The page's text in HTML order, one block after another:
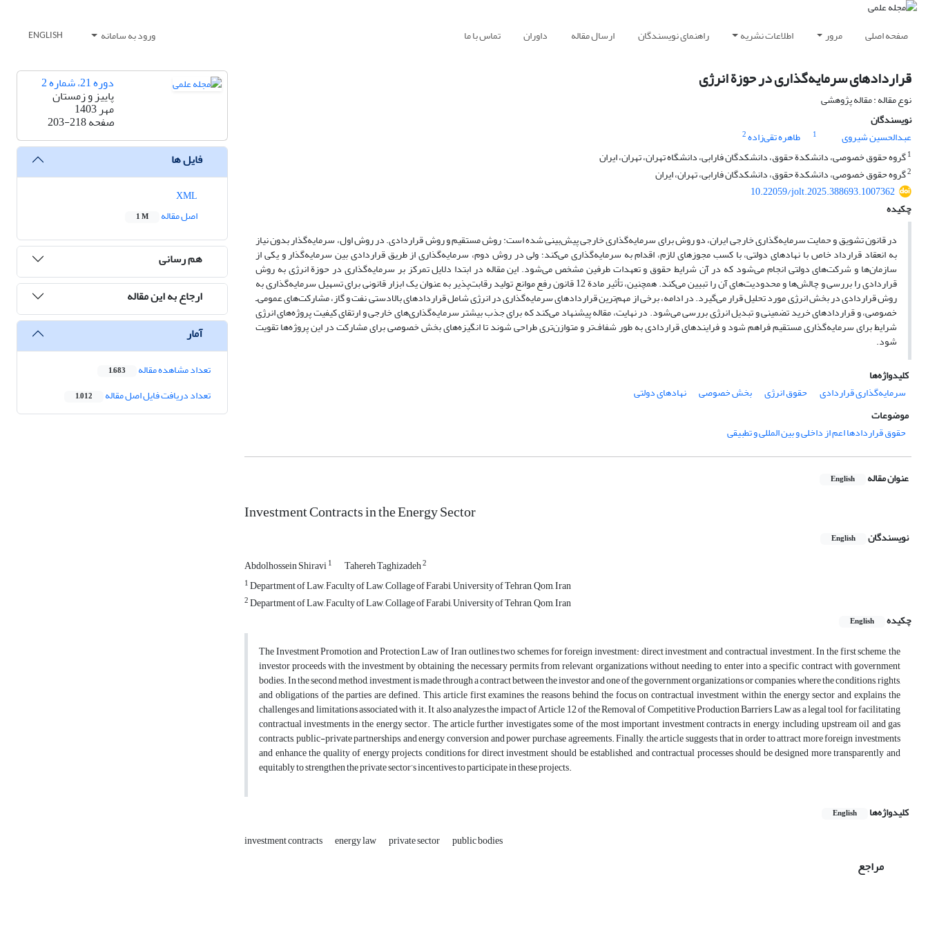
صفحه اصلی مرور اطلاعات نشریه راهنمای نویسندگان ارسال مقاله داوران تماس با ما ورود به سامانه ENGLISH
قراردادهای سرمایه‌گذاری در حوزة انرژی
نوع مقاله : مقاله پژوهشی
نویسندگان
عبدالحسین شیروی
1 طاهره تقی‌زاده2
1گروه حقوق خصوصی، دانشکدة حقوق، دانشکدگان فارابی، دانشگاه تهران، تهران، ایران
2گروه حقوق خصوصی، دانشکدة حقوق، دانشکدگان فارابی، تهران، ایران
10.22059/jolt.2025.388693.1007362
چکیده
در قانون تشویق و حمایت سرمایه‌گذاری خارجی ایران، دو روش برای سرمایه‌گذاری خارجی پیش‌بینی شده است: روش مستقیم و روش قراردادی. در روش اول، سرمایه‌گذار بدون نیاز
به انعقاد قرارداد خاص با نهادهای دولتی، با کسب مجوزهای لازم، اقدام به سرمایه‌گذاری می‌کند؛ ولی در روش دوم، سرمایه‌گذاری از طریق قراردادی بین سرمایه‌گذار و یکی از
سازمان‌ها و شرکت‌های دولتی انجام می‌شود که در آن شرایط حقوق و تعهدات طرفین مشخص می‌شود. این مقاله در ابتدا دلایل تمرکز بر سرمایه‌گذاری در حوزة انرژی به روش
قراردادی را بررسی و چالش‌ها و محدودیت‌های آن را تبیین می‌کند. همچنین، تأثیر مادة 12 قانون رفع موانع تولید رقابت‌پذیر به‌ عنوان یک ابزار قانونی برای تسهیل سرمایه‌گذاری‌ به
روش قراردادی در بخش انرژی مورد تحلیل قرار می‌گیرد. در ادامه، برخی از مهم‌ترین قراردادهای سرمایه‌گذاری در انرژی شامل قراردادهای بالادستی نفت و گاز، مشارکت‌های عمومی‌ـ
خصوصی، و قراردادهای خرید تضمینی و تبدیل انرژی بررسی می‌شود. در نهایت، مقاله پیشنهاد می‌کند که برای جذب بیشتر سرمایه‌گذاری‌های خارجی و ارتقای کیفیت پروژه‌های انرژی
شرایط برای سرمایه‌گذاری مستقیم فراهم شود و فرایندهای قراردادی به ‌طور شفاف‌تر و متوازن‌تری طراحی شوند تا انگیزه‌های بخش خصوصی برای مشارکت در این پروژه‌ها تقویت
شود.
کلیدواژه‌ها
سرمایه‌گذاری قراردادی
حقوق انرژی بخش خصوصی
نهادهای دولتی
موضوعات
حقوق قراردادها اعم از داخلی و بین المللی و تطبیقی
عنوان مقاله English
Investment Contracts in the Energy Sector
نویسندگان English
Abdolhossein Shiravi1 Tahereh Taghizadeh2
1Department of Law, Faculty of Law, Collage of Farabi, University of Tehran, Qom, Iran
2Department of Law, Faculty of Law, Collage of Farabi, University of Tehran, Qom, Iran
چکیده
English
The Investment Promotion and Protection Law of Iran outlines two schemes for foreign investment: direct investment and contractual investment. In the first scheme, the
investor proceeds with the investment by obtaining the necessary permits from relevant organizations without needing to enter into a specific contract with government
bodies. In the second method, investment is made through a contract between the investor and one of the government organizations or companies, where the conditions, rights,
and obligations of the parties are defined. This article first examines the reasons behind the focus on contractual investment within the energy sector and explains the
challenges and limitations associated with it. It also analyzes the impact of Article 12 of the Removal of Competitive Production Barriers Law as a legal tool for facilitating
contractual investments in the energy sector. The article further investigates some of the most important investment contracts in energy, including upstream oil and gas
contracts, public-private partnerships, and energy conversion and power purchase agreements. Finally, the article suggests that in order to attract more foreign investments
and enhance the quality of energy projects, conditions for direct investment should be established, and contractual processes should be designed more transparently and
equitably to strengthen the private sector’s incentives to participate in these projects.
کلیدواژه‌ها English
investment contracts energy law private sector public bodies
مراجع
دوره 21، شماره 2
پاییز و زمستان
مهر 1403
صفحه203-218
فایل ها
اصل مقاله
1 M
هم رسانی
ارجاع به این مقاله
آمار
تعداد مشاهده مقاله 1,683
تعداد دریافت فایل اصل مقاله 1,012